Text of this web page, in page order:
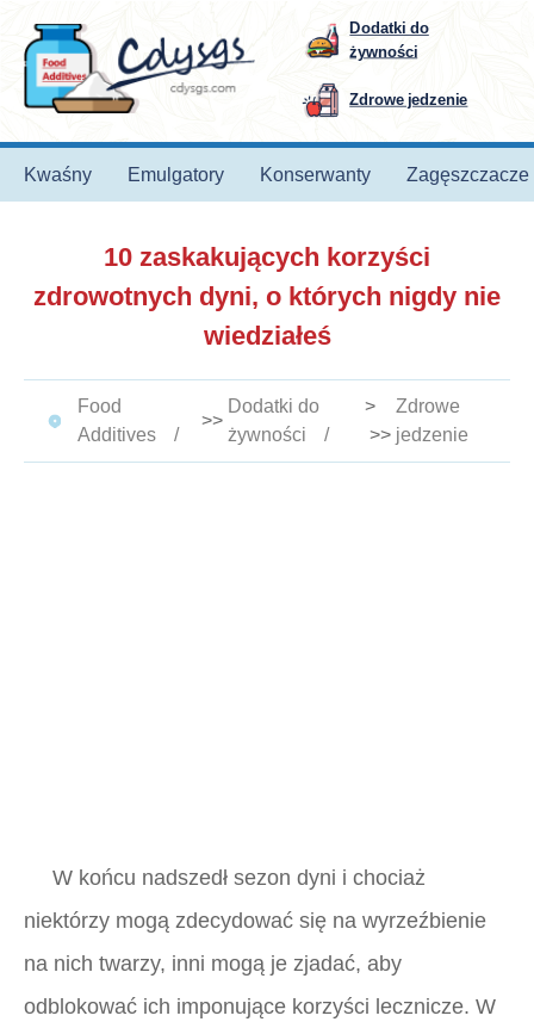
Dodatki do
żywności
Zdrowe jedzenie
Kwaśny Emulgatory Konserwanty Zagęszczacze
10 zaskakujących korzyści
zdrowotnych dyni, o których nigdy nie
wiedziałeś
Food
Additives
>>
Dodatki do
żywności
>
>>
Zdrowe
jedzenie
W końcu nadszedł sezon dyni i chociaż
niektórzy mogą zdecydować się na wyrzeźbienie
na nich twarzy, inni mogą je zjadać, aby
odblokować ich imponujące korzyści lecznicze. W